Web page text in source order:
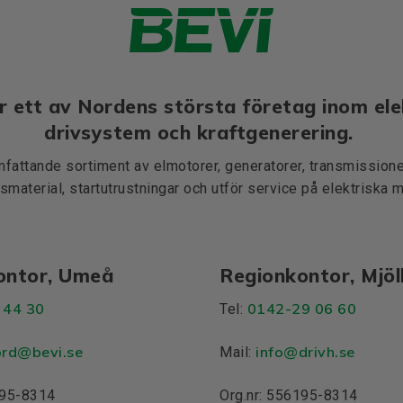
ett av Nordens största företag inom
drivsystem och kraftgenerering.
sortiment av elmotorer, generatorer,
startutrustningar och utför service på elektriska
Umeå
30
8314
Regionkontor,
Tel: 0142-29 06 60
Mail: info@drivh.se
Org.nr: 556195-8314